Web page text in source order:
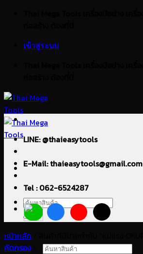
เข้าสู่ระบบ
ค้นหา:
ค้นหา:
LINE: @thaieasytools
E-Mail: thaieasytools@gmail.com
Tel : 062-6524287
หน้าหลัก
คัดกรอง